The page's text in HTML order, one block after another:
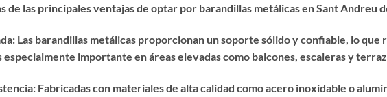
de las principales ventajas de optar por barandillas metálicas en Sant Andreu
Las barandillas metálicas proporcionan un soporte sólido y confiable, lo
especialmente importante en áreas elevadas como balcones, escaleras y
Fabricadas con materiales de alta calidad como acero inoxidable o